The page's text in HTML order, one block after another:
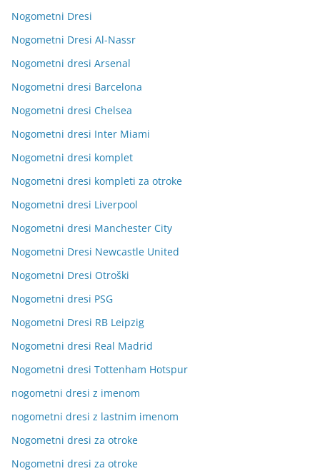
Nogometni Dresi
Nogometni Dresi Al-Nassr
Nogometni dresi Arsenal
Nogometni dresi Barcelona
Nogometni dresi Chelsea
Nogometni dresi Inter Miami
Nogometni dresi komplet
Nogometni dresi kompleti za otroke
Nogometni dresi Liverpool
Nogometni dresi Manchester City
Nogometni Dresi Newcastle United
Nogometni Dresi Otroški
Nogometni dresi PSG
Nogometni Dresi RB Leipzig
Nogometni dresi Real Madrid
Nogometni dresi Tottenham Hotspur
nogometni dresi z imenom
nogometni dresi z lastnim imenom
Nogometni dresi za otroke
Nogometni dresi za otroke